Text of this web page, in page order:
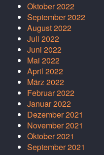
Oktober 2022
September 2022
August 2022
Juli 2022
Juni 2022
Mai 2022
April 2022
März 2022
Februar 2022
Januar 2022
Dezember 2021
November 2021
Oktober 2021
September 2021